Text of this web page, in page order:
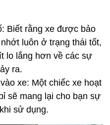
Biết rằng xe được bảo
luôn ở trạng thái tốt,
lo lắng hơn về các sự
ra.
xe: Một chiếc xe hoạt
sẽ mang lại cho bạn sự
sử dụng.